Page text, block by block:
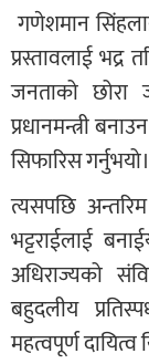
गणेशमान
प्रस्तावलाई
जनताको छोरा
प्रधानमन्त्री
सिफारिस गर्नुभयो।
त्यसपछि
भट्टराईलाई
अधिराज्यको
बहुदलीय
महत्वपूर्ण